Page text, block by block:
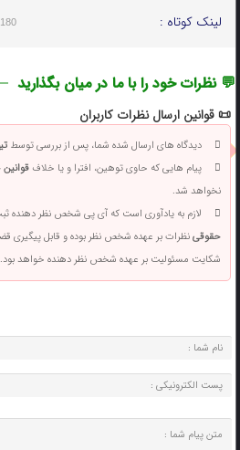
لینک کوتاه :
💬 نظرات خود را با ما در میان بگذارید
📜 قوانین ارسال نظرات کاربران
دیدگاه های ارسال شده شما، پس از بررسی توسط
پیام هایی که حاوی توهین، افترا و یا خلافقوانین
نخواهد شد.
لازم به یادآوری است که آی پی شخص نظر دهنده
حقوقینظرات بر عهده شخص نظر بوده و قابل پیگیری
شکایت مسئولیت بر عهده شخص نظر دهنده خواهد بود.